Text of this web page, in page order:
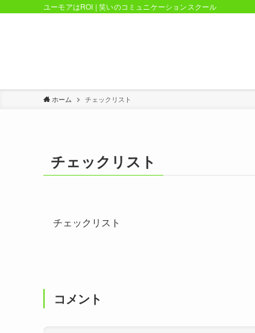
ユーモアはROI | 笑いのコミュニケーションスクール
ホーム チェックリスト
チェックリスト
チェックリスト
コメント